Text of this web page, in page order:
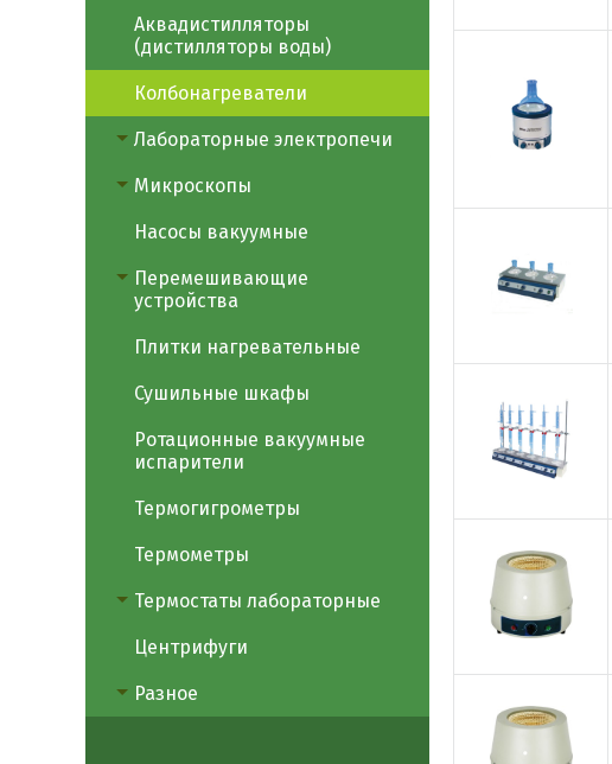
Аквадистилляторы
(дистилляторы воды)
Колбонагреватели
Лабораторные электропечи
Микроскопы
Насосы вакуумные
Перемешивающие
устройства
Плитки нагревательные
Сушильные шкафы
Ротационные вакуумные
испарители
Термогигрометры
Термометры
Термостаты лабораторные
Центрифуги
Разное